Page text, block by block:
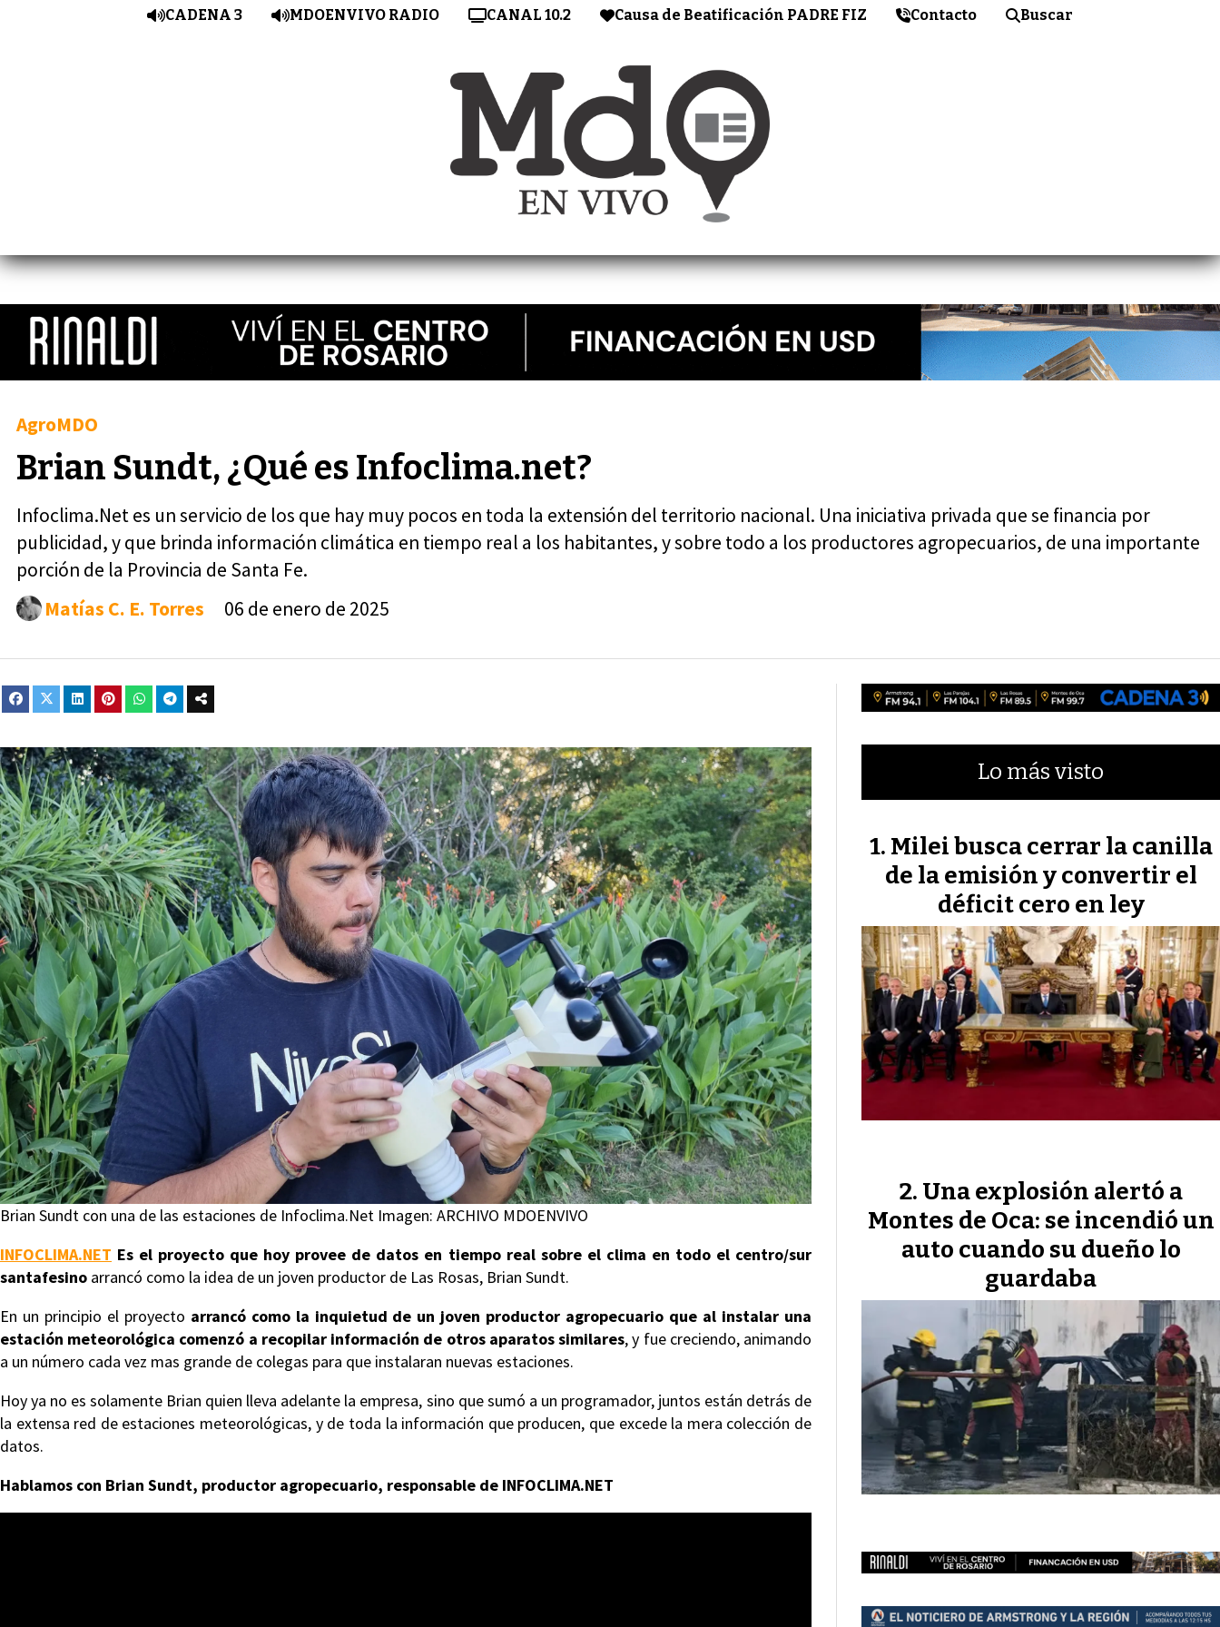
CADENA 3 MDOENVIVO RADIO CANAL 10.2 Causa de Beatificación PADRE FIZ Contacto Buscar
Brian Sundt, ¿Qué es Infoclima.net?
Infoclima.Net es un servicio de los que hay muy pocos en toda la extensión del territorio nacional. Una iniciativa privada que se financia por
publicidad, y que brinda información climática en tiempo real a los habitantes, y sobre todo a los productores agropecuarios, de una importante
porción de la Provincia de Santa Fe.
AgroMDO
06 de enero de 2025
Matías C. E. Torres
Brian Sundt con una de las estaciones de Infoclima.Net Imagen: ARCHIVO MDOENVIVO
INFOCLIMA.NET Es el proyecto que hoy provee de datos en tiempo real sobre el clima en todo el centro/sur
santafesino arrancó como la idea de un joven productor de Las Rosas, Brian Sundt.
En un principio el proyecto arrancó como la inquietud de un joven productor agropecuario que al instalar una
estación meteorológica comenzó a recopilar información de otros aparatos similares, y fue creciendo, animando
a un número cada vez mas grande de colegas para que instalaran nuevas estaciones.
Hoy ya no es solamente Brian quien lleva adelante la empresa, sino que sumó a un programador, juntos están detrás de
la extensa red de estaciones meteorológicas, y de toda la información que producen, que excede la mera colección de
datos.
Hablamos con Brian Sundt, productor agropecuario, responsable de INFOCLIMA.NET
Lo más visto
Milei busca cerrar la canilla
de la emisión y convertir el
déficit cero en ley
Una explosión alertó a
Montes de Oca: se incendió un
auto cuando su dueño lo
guardaba